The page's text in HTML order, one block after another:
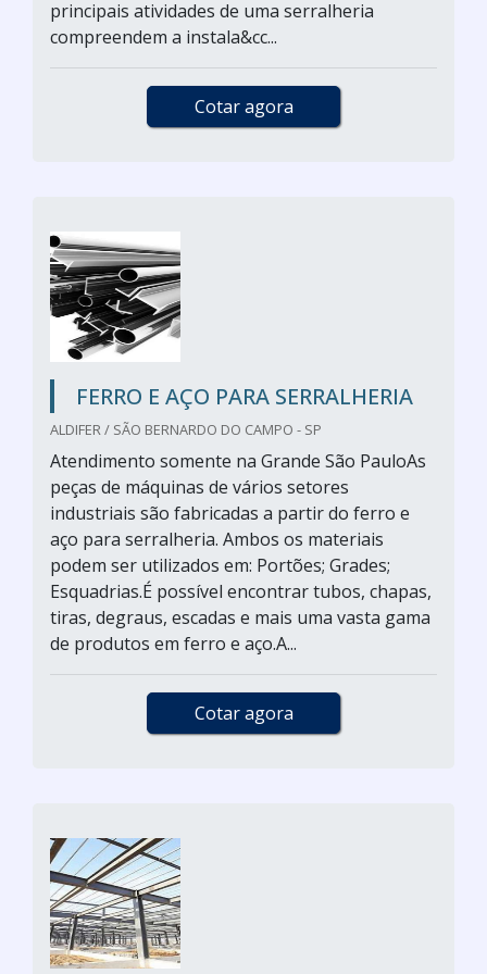
principais atividades de uma serralheria
compreendem a instala&cc...
Cotar agora
FERRO E AÇO PARA SERRALHERIA
ALDIFER / SÃO BERNARDO DO CAMPO - SP
Atendimento somente na Grande São PauloAs
peças de máquinas de vários setores
industriais são fabricadas a partir do ferro e
aço para serralheria. Ambos os materiais
podem ser utilizados em: Portões; Grades;
Esquadrias.É possível encontrar tubos, chapas,
tiras, degraus, escadas e mais uma vasta gama
de produtos em ferro e aço.A...
Cotar agora